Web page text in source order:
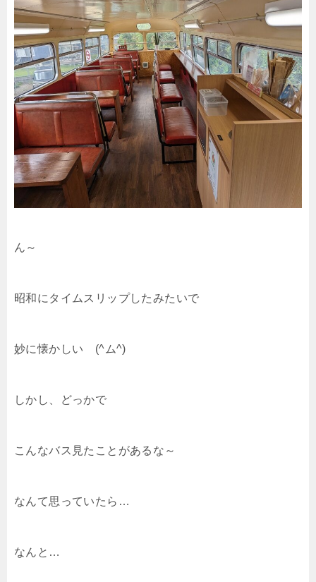
ん～
昭和にタイムスリップしたみたいで
妙に懐かしい (^ム^)
しかし、どっかで
こんなバス見たことがあるな～
なんて思っていたら…
なんと…